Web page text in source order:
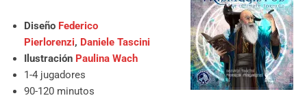
Diseño Federico
Pierlorenzi, Daniele Tascini
Ilustración Paulina Wach
1-4 jugadores
90-120 minutos